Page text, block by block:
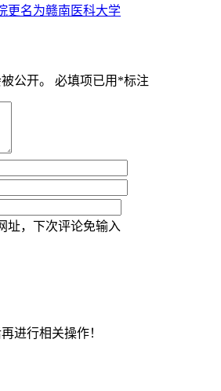
更名为赣南医科大学
公开。 必填项已用 *标注
址，下次评论免输入
进行相关操作！